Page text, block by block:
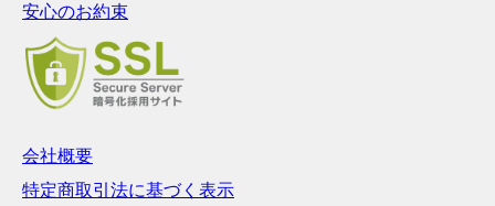
安心のお約束
会社概要
特定商取引法に基づく表示